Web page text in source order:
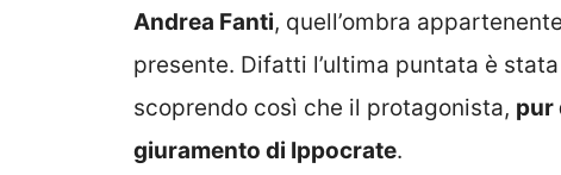
Andrea Fanti, quell’ombra
presente. Difatti l’ultima puntata è
scoprendo così che il protagonista, pur
giuramento di Ippocrate.